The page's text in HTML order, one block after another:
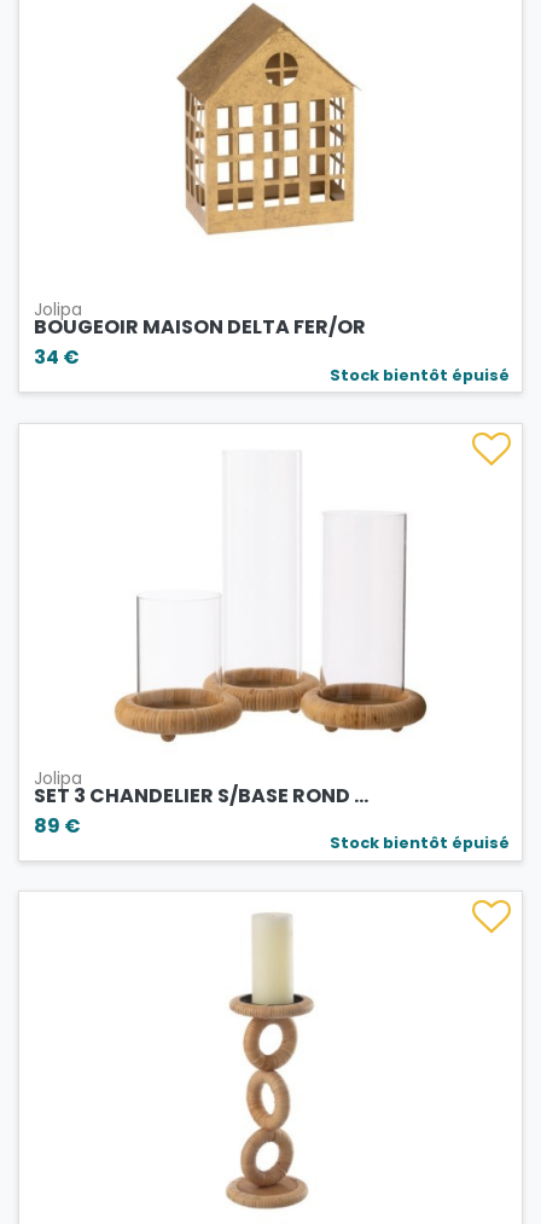
Jolipa
BOUGEOIR MAISON DELTA FER/OR
34 €
Stock bientôt épuisé
Jolipa
SET 3 CHANDELIER S/BASE ROND ...
89 €
Stock bientôt épuisé